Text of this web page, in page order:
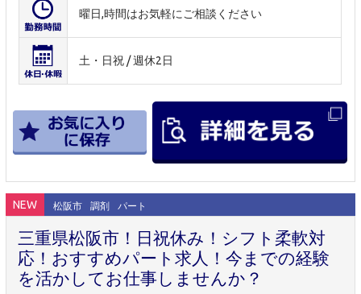
曜日,時間はお気軽にご相談ください
土・日祝 / 週休2日
NEW 松阪市 調剤 パート
三重県松阪市！日祝休み！シフト柔軟対
応！おすすめパート求人！今までの経験
を活かしてお仕事しませんか？